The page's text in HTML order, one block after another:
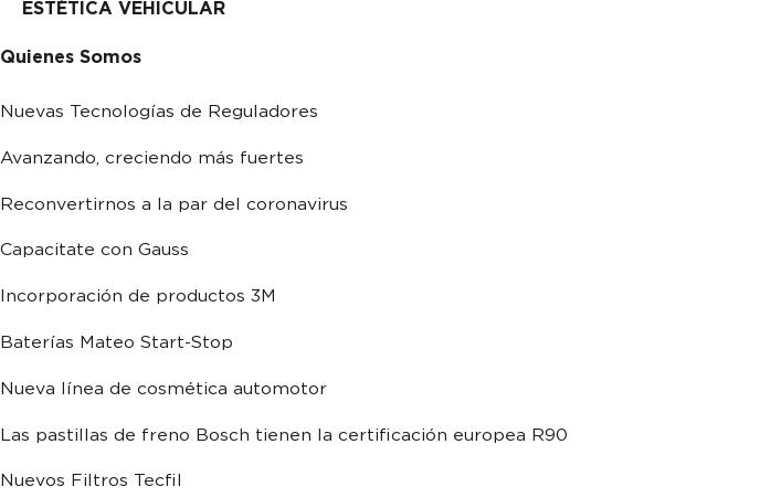
ESTÉTICA VEHICULAR
Quienes Somos
Nuevas Tecnologías de Reguladores
Avanzando, creciendo más fuertes
Reconvertirnos a la par del coronavirus
Capacitate con Gauss
Incorporación de productos 3M
Baterías Mateo Start-Stop
Nueva línea de cosmética automotor
Las pastillas de freno Bosch tienen la certificación europea R90
Nuevos Filtros Tecfil